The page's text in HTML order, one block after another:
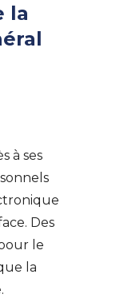
la
à ses
Des
le
la